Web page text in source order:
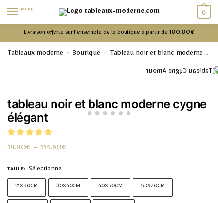
MENU 0
Livraison offerte sur l’ensemble de la boutique à partir de 100.00€
Tableaux moderne » Boutique » Tableau noir et blanc moderne
tableau noir et blanc moderne cygne
élégant
19.90€ – 114.90€
TAILLE: Sélectionne
21X30CM 30X40CM 40X50CM 50X70CM